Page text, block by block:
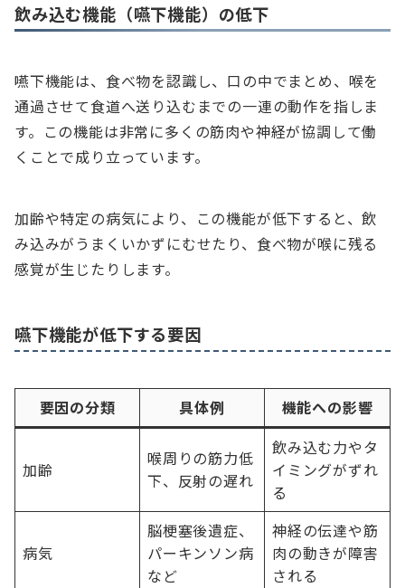
飲み込む機能（嚥下機能）の低下
嚥下機能は、食べ物を認識し、口の中でまとめ、喉を
通過させて食道へ送り込むまでの一連の動作を指しま
す。この機能は非常に多くの筋肉や神経が協調して働
くことで成り立っています。
加齢や特定の病気により、この機能が低下すると、飲
み込みがうまくいかずにむせたり、食べ物が喉に残る
感覚が生じたりします。
嚥下機能が低下する要因
要因の分類 具体例 機能への影響
加齢
喉周りの筋力低
下、反射の遅れ
飲み込む力やタ
イミングがずれ
る
病気
脳梗塞後遺症、
パーキンソン病
など
神経の伝達や筋
肉の動きが障害
される